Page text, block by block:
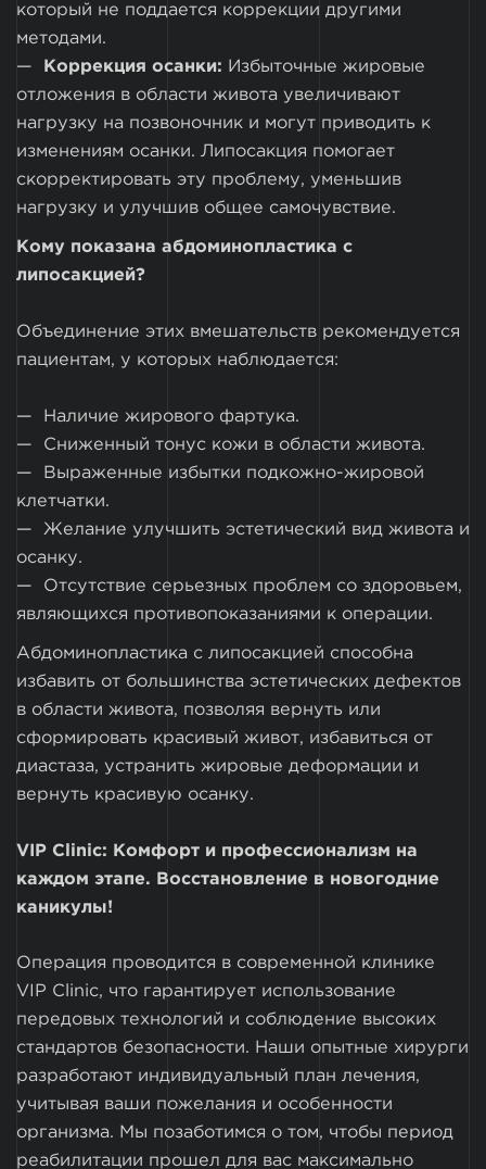
который не поддается коррекции другими
методами.
Коррекция осанки: Избыточные жировые
отложения в области живота увеличивают
нагрузку на позвоночник и могут приводить к
изменениям осанки. Липосакция помогает
скорректировать эту проблему, уменьшив
нагрузку и улучшив общее самочувствие.
Кому показана абдоминопластика с
липосакцией?
Объединение этих вмешательств рекомендуется
пациентам, у которых наблюдается:
Наличие жирового фартука.
Сниженный тонус кожи в области живота.
Выраженные избытки подкожно-жировой
клетчатки.
Желание улучшить эстетический вид живота и
осанку.
Отсутствие серьезных проблем со здоровьем,
являющихся противопоказаниями к операции.
Абдоминопластика с липосакцией способна
избавить от большинства эстетических дефектов
в области живота, позволяя вернуть или
сформировать красивый живот, избавиться от
диастаза, устранить жировые деформации и
вернуть красивую осанку.
VIP Clinic: Комфорт и профессионализм на
каждом этапе. Восстановление в новогодние
каникулы!
Операция проводится в современной клинике
VIP Clinic, что гарантирует использование
передовых технологий и соблюдение высоких
стандартов безопасности. Наши опытные хирурги
разработают индивидуальный план лечения,
учитывая ваши пожелания и особенности
организма. Мы позаботимся о том, чтобы период
реабилитации прошел для вас максимально